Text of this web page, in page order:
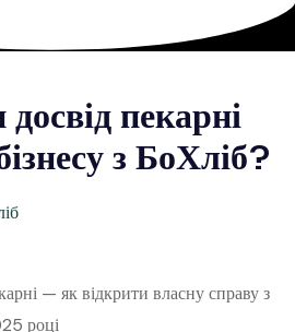
пекарні
з БоХліб?